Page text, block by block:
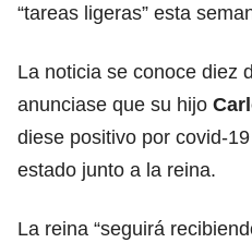
“tareas ligeras” esta
La noticia se conoce diez
anunciase que su hijo
diese positivo por covid-
estado junto a la reina.
La reina “seguirá